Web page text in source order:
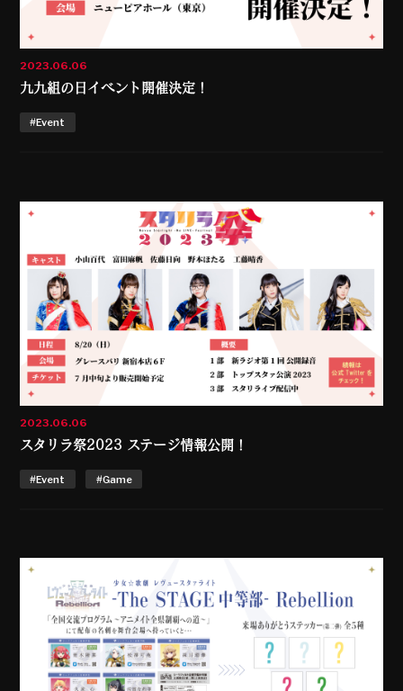
2023.06.06
九九組の日イベント開催決定！
#Event
2023.06.06
スタリラ祭2023 ステージ情報公開！
#Event #Game